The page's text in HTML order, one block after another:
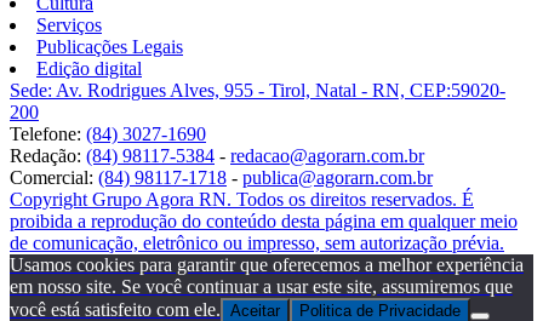
Serviços
Publicações Legais
Edição digital
Sede: Av. Rodrigues Alves, 955 - Tirol, Natal - RN, CEP:59020-
200
Telefone: (84) 3027-1690
Redação: (84) 98117-5384 - redacao@agorarn.com.br
Comercial: (84) 98117-1718 - publica@agorarn.com.br
Copyright Grupo Agora RN. Todos os direitos reservados. É
proibida a reprodução do conteúdo desta página em qualquer meio
de comunicação, eletrônico ou impresso, sem autorização prévia.
Usamos cookies para garantir que oferecemos a melhor experiência
em nosso site. Se você continuar a usar este site, assumiremos que
você está satisfeito com ele. Aceitar Politica de Privacidade